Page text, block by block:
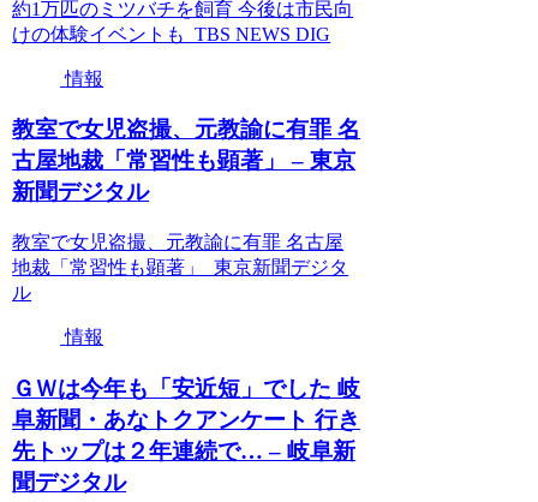
約1万匹のミツバチを飼育 今後は市民向
けの体験イベントも TBS NEWS DIG
情報
教室で女児盗撮、元教諭に有罪 名
古屋地裁「常習性も顕著」 – 東京
新聞デジタル
教室で女児盗撮、元教諭に有罪 名古屋
地裁「常習性も顕著」 東京新聞デジタ
ル
情報
ＧＷは今年も「安近短」でした 岐
阜新聞・あなトクアンケート 行き
先トップは２年連続で… – 岐阜新
聞デジタル